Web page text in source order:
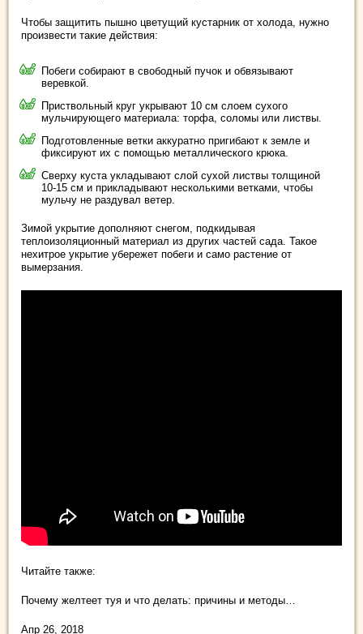
Чтобы защитить пышно цветущий кустарник от холода, нужно
произвести такие действия:
Побеги собирают в свободный пучок и обвязывают
веревкой.
Приствольный круг укрывают 10 см слоем сухого
мульчирующего материала: торфа, соломы или листвы.
Подготовленные ветки аккуратно пригибают к земле и
фиксируют их с помощью металлического крюка.
Сверху куста укладывают слой сухой листвы толщиной
10-15 см и прикладывают несколькими ветками, чтобы
мульчу не раздувал ветер.
Зимой укрытие дополняют снегом, подкидывая
теплоизоляционный материал из других частей сада. Такое
нехитрое укрытие убережет побеги и само растение от
вымерзания.
Читайте также:
Почему желтеет туя и что делать: причины и методы…
Апр 26, 2018